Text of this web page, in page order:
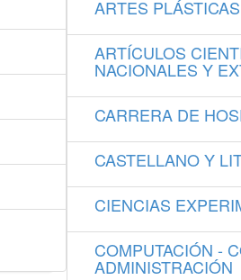
ARTES PLÁSTICAS
ARTÍCULOS
NACIONALES Y
CARRERA DE
CASTELLANO Y
CIENCIAS
COMPUTACIÓN -
ADMINISTRACIÓN